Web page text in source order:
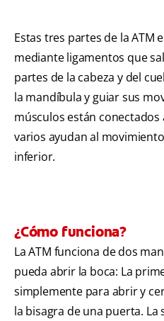
Estas tres partes de la ATM
mediante ligamentos que
partes de la cabeza y del
la mandíbula y guiar sus
músculos están conectados
varios ayudan al
inferior.
¿Cómo funciona?
La ATM funciona de dos
pueda abrir la boca: La
simplemente para abrir y
la bisagra de una puerta. La